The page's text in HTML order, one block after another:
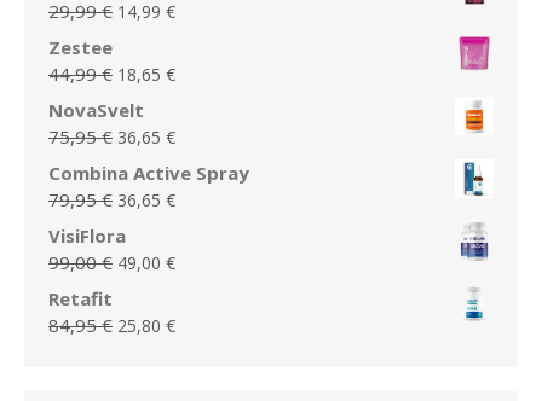
était :
29,99€ Le
initial
était :
29,99 €.
14,99 €Le
actuel
Zestee
44,99€ Le
prix
initial
était :
44,99 €.
18,65 €Le
actuel
18,65 €.
NovaSvelt
75,95€ Le
prix
initial
était :
75,95 €.
36,65 €Le
prix
actuel
Combina Active Spray
79,95€ Le
initial
était :
36,65 €Le
actuel
VisiFlora
99,00€ Le
initial
était :
49,00 €Le
actuel
Retafit
84,95€ Le
25,80 €Le